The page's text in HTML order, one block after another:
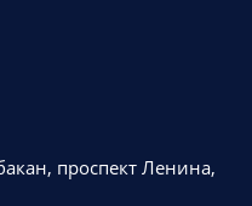
проспект Ленина,